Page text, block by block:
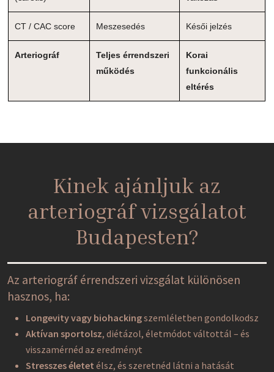
CT / CAC score Meszesedés Késői jelzés
Arteriográf
Teljes érrendszeri
működés
Korai
funkcionális
eltérés
Kinek ajánljuk az
arteriográf vizsgálatot
Budapesten?
Az arteriográf érrendszeri vizsgálat különösen
hasznos, ha:
Longevity vagy biohackingszemléletben gondolkodsz
Aktívan sportolsz, diétázol, életmódot váltottál – és
visszamérnéd az eredményt
Stresszes életet élsz, és szeretnéd látni a hatását